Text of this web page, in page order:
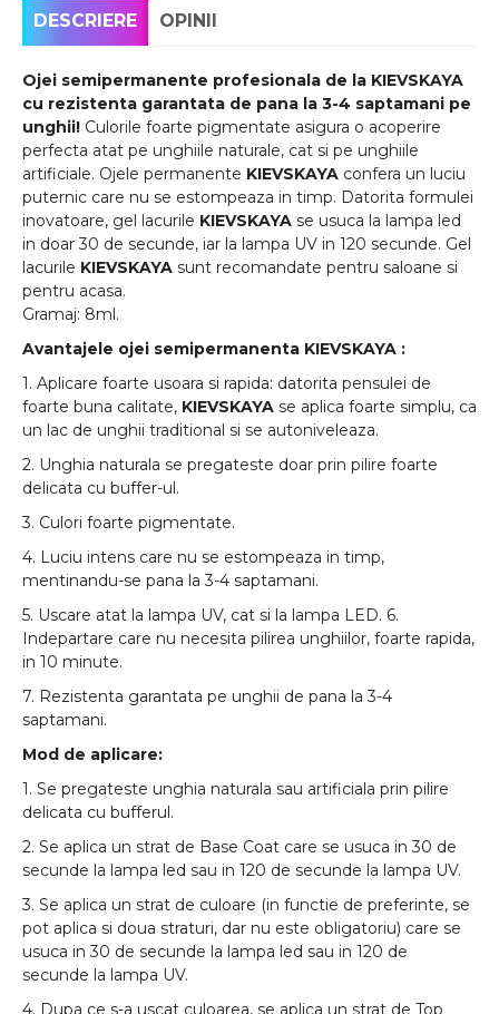
DESCRIERE OPINII
Ojei semipermanente profesionala de la KIEVSKAYA
cu rezistenta garantata de pana la 3-4 saptamani pe
unghii! Culorile foarte pigmentate asigura o acoperire
perfecta atat pe unghiile naturale, cat si pe unghiile
artificiale. Ojele permanente KIEVSKAYA confera un luciu
puternic care nu se estompeaza in timp. Datorita formulei
inovatoare, gel lacurile KIEVSKAYA se usuca la lampa led
in doar 30 de secunde, iar la lampa UV in 120 secunde. Gel
lacurile KIEVSKAYA sunt recomandate pentru saloane si
pentru acasa.
Gramaj: 8ml.
Avantajele ojei semipermanenta KIEVSKAYA :
1. Aplicare foarte usoara si rapida: datorita pensulei de
foarte buna calitate, KIEVSKAYA se aplica foarte simplu, ca
un lac de unghii traditional si se autoniveleaza.
2. Unghia naturala se pregateste doar prin pilire foarte
delicata cu buffer-ul.
3. Culori foarte pigmentate.
4. Luciu intens care nu se estompeaza in timp,
mentinandu-se pana la 3-4 saptamani.
5. Uscare atat la lampa UV, cat si la lampa LED. 6.
Indepartare care nu necesita pilirea unghiilor, foarte rapida,
in 10 minute.
7. Rezistenta garantata pe unghii de pana la 3-4
saptamani.
Mod de aplicare:
1. Se pregateste unghia naturala sau artificiala prin pilire
delicata cu bufferul.
2. Se aplica un strat de Base Coat care se usuca in 30 de
secunde la lampa led sau in 120 de secunde la lampa UV.
3. Se aplica un strat de culoare (in functie de preferinte, se
pot aplica si doua straturi, dar nu este obligatoriu) care se
usuca in 30 de secunde la lampa led sau in 120 de
secunde la lampa UV.
4. Dupa ce s-a uscat culoarea, se aplica un strat de Top